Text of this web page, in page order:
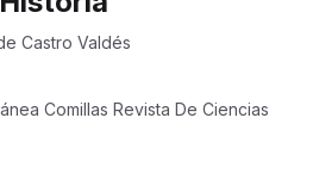
Castro Valdés
Comillas Revista De Ciencias